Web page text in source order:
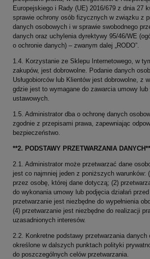
Europejskiego i Rady (UE) 2016/679 z dnia 27
sprawie ochrony osób fizycznych w związku z
danych osobowych i w sprawie swobodnego
danych oraz uchylenia dyrektywy 95/46/WE
o ochronie danych) – zwanym dalej „RODO”.
1.4. Korzystanie ze Sklepu Internetowego, w
zakupów, jest dobrowolne. Podanie danych
Usługobiorców lub Klientów jest dobrowolne, z
gdzie jest to wymagane do zawarcia umowy lub
ustawowych.
1.5. Administrator dba o ochronę danych
zgodnie z przepisami prawa, zapewniając
bezpieczeństwo.
**2. PODSTAWY PRZETWARZANIA DANYCH**
2.1. Administrator może przetwarzać dane
jest co najmniej jeden z poniższych warunków:
przez osobę, której dane dotyczą; (2)
do wykonania umowy lub podjęcia działań
przetwarzanie jest niezbędne do wypełnienia
(4) przetwarzanie jest niezbędne do realizacji
uzasadnionych interesów.
2.2. Konkretne podstawy przetwarzania danych
określone w dalszych punktach polityki
do poszczególnych celów przetwarzania.